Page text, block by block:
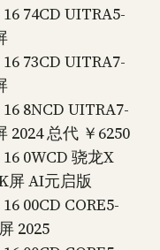
74CD UITRA5-
73CD UITRA7-
8NCD UITRA7-
2024 总代 ￥6250
0WCD 骁龙X
屏 AI元启版
00CD CORE5-
2025